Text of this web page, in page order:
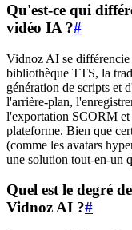
Qu'est-ce qui
vidéo IA ?#
Vidnoz AI se différencie
bibliothèque TTS, la
génération de scripts et
l'arrière-plan,
l'exportation SCORM et
plateforme. Bien que
(comme les avatars
une solution tout-en-un
Quel est le degré
Vidnoz AI ?#